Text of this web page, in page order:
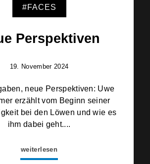
#FACES
Perspektiven
19. November 2024
neue Perspektiven: Uwe
erzählt vom Beginn seiner
bei den Löwen und wie es
ihm dabei geht....
weiterlesen